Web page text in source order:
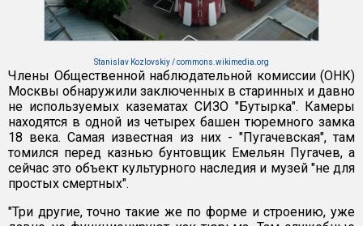
Stanislav Kozlovskiy / commons.wikimedia.org
Члены Общественной наблюдательной комиссии (ОНК)
Москвы обнаружили заключенных в старинных и давно
не используемых казематах СИЗО "Бутырка". Камеры
находятся в одной из четырех башен тюремного замка
18 века. Самая известная из них - "Пугачевская", там
томился перед казнью бунтовщик Емельян Пугачев, а
сейчас это объект культурного наследия и музей "не для
простых смертных".
"Три другие, точно такие же по форме и строению, уже